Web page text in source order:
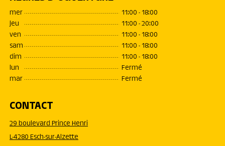
mer
11:00 - 18:00
jeu
11:00 - 20:00
ven
11:00 - 18:00
sam
11:00 - 18:00
dim
11:00 - 18:00
lun
Fermé
mar
Fermé
CONTACT
29 boulevard Prince Henri
L-4280 Esch-sur-Alzette